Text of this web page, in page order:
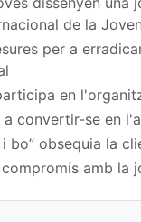
de la
per a
en
a convertir-se en
i bo” obsequia la
amb